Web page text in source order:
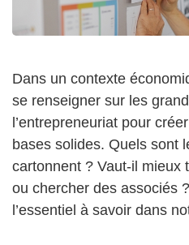
Dans un contexte
se renseigner sur les
l’entrepreneuriat pour
bases solides. Quels sont
cartonnent ? Vaut-il mieux
ou chercher des associés
l’essentiel à savoir dans